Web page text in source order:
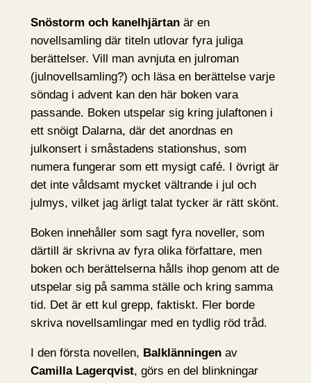
Snöstorm och kanelhjärtanär en
novellsamling där titeln utlovar fyra juliga
berättelser. Vill man avnjuta en julroman
(julnovellsamling?) och läsa en berättelse varje
söndag i advent kan den här boken vara
passande. Boken utspelar sig kring julaftonen i
ett snöigt Dalarna, där det anordnas en
julkonsert i småstadens stationshus, som
numera fungerar som ett mysigt café. I övrigt är
det inte våldsamt mycket vältrande i jul och
julmys, vilket jag ärligt talat tycker är rätt skönt.
Boken innehåller som sagt fyra noveller, som
därtill är skrivna av fyra olika författare, men
boken och berättelserna hålls ihop genom att de
utspelar sig på samma ställe och kring samma
tid. Det är ett kul grepp, faktiskt. Fler borde
skriva novellsamlingar med en tydlig röd tråd.
I den första novellen, Balklänningenav
Camilla Lagerqvist, görs en del blinkningar